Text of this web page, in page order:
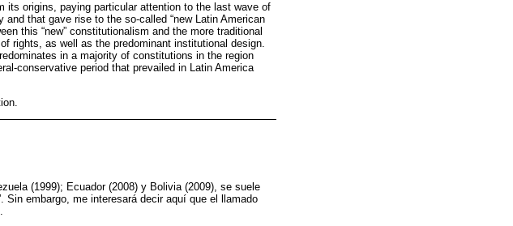
origins, paying particular attention to the last wave of
that gave rise to the so-called “new Latin American
this “new” constitutionalism and the more traditional
rights, as well as the predominant institutional design.
in a majority of constitutions in the region
conservative period that prevailed in Latin America
(1999); Ecuador (2008) y Bolivia (2009), se suele
Sin embargo, me interesará decir aquí que el llamado